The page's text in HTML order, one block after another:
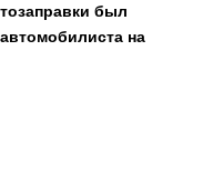
был
на